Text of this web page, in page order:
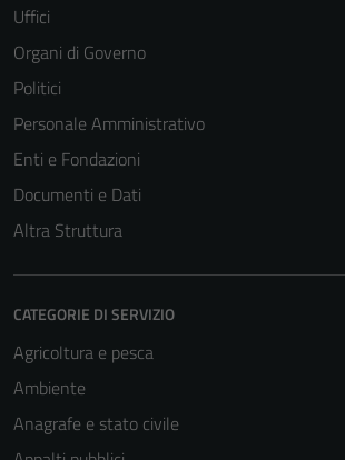
Uffici
Organi di Governo
Politici
Personale Amministrativo
Enti e Fondazioni
Documenti e Dati
Altra Struttura
CATEGORIE DI SERVIZIO
Agricoltura e pesca
Ambiente
Anagrafe e stato civile